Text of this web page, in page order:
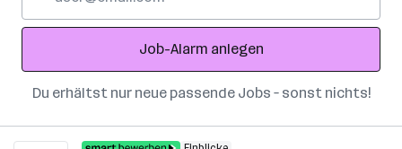
Adresse
Job-Alarm anlegen
Du erhältst nur neue passende Jobs – sonst nichts!